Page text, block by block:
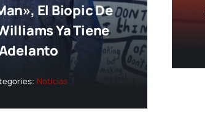
El Biopic De
Ya Tiene
Noticias